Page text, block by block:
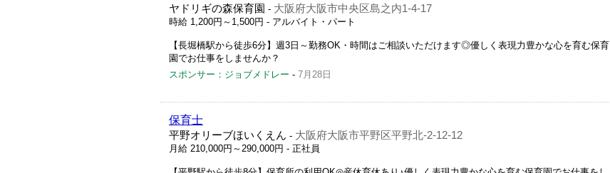
ヤドリギの森保育園 - 大阪府大阪市中央区島之内1-4-17
時給 1,200円～1,500円 - アルバイト・パート
【長堀橋駅から徒歩6分】週3日～勤務OK・時間はご相談いただけます◎優しく表現力豊かな心を育む保育
園でお仕事をしませんか？
スポンサー：ジョブメドレー - 7月28日
保育士
平野オリーブほいくえん - 大阪府大阪市平野区平野北-2-12-12
月給 210,000円～290,000円 - 正社員